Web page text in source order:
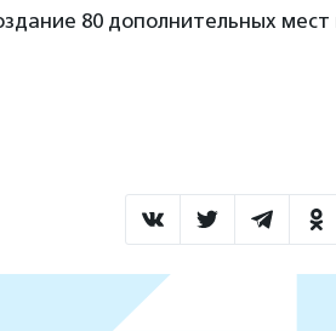
80 дополнительных мест